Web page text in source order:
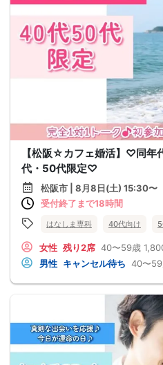
【松阪☆カフェ婚活】♡同
代・50代限定♡
松阪市 | 8月8日(土) 15:30〜
受付終了まで18時間
はなしま専科 40代向け
女性 残り2席 40〜59歳
男性 キャンセル待ち 40〜